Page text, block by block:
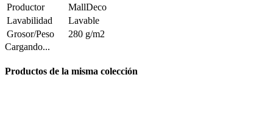
Productor
MallDeco
Lavabilidad
Lavable
Grosor/Peso
280 g/m2
Cargando...
Productos de la misma colección